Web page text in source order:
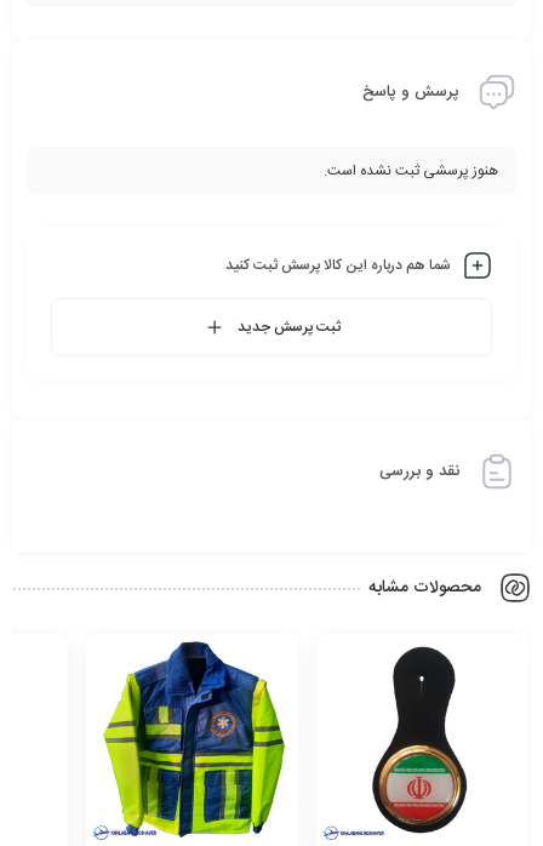
پرسش و پاسخ
هنوز پرسشی ثبت نشده است.
شما هم درباره این کالا پرسش ثبت کنید
ثبت پرسش جدید
نقد و بررسی
محصولات مشابه